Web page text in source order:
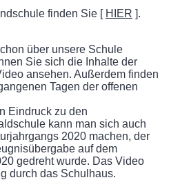
finden Sie [ HIER ].
über unsere Schule
Sie sich die Inhalte der
ansehen. Außerdem finden
Tagen der offenen
Eindruck zu den
kann man sich auch
2020 machen, der
auf dem
gedreht wurde. Das Video
durch das Schulhaus.